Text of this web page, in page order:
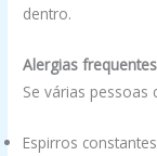
dentro.
Alergias
Se várias
Espirros